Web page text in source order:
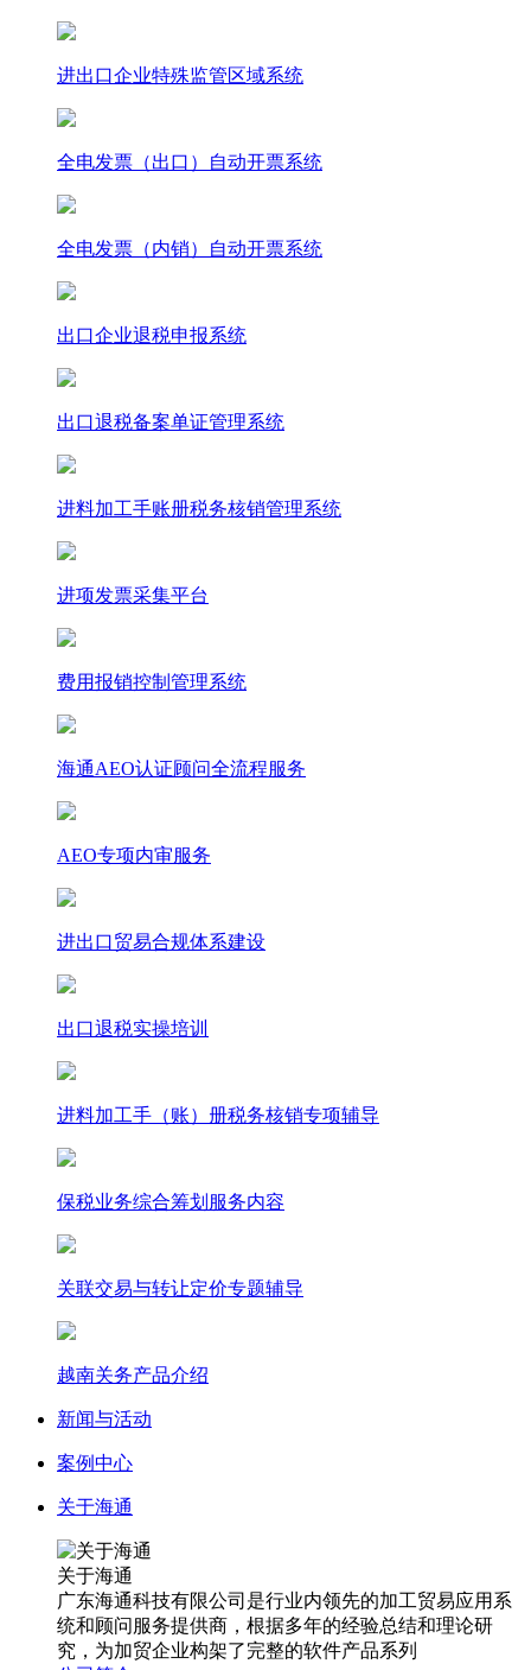
进出口企业特殊监管区域系统
全电发票（出口）自动开票系统
全电发票（内销）自动开票系统
出口企业退税申报系统
出口退税备案单证管理系统
进料加工手账册税务核销管理系统
进项发票采集平台
费用报销控制管理系统
海通AEO认证顾问全流程服务
AEO专项内审服务
进出口贸易合规体系建设
出口退税实操培训
进料加工手（账）册税务核销专项辅导
保税业务综合筹划服务内容
关联交易与转让定价专题辅导
越南关务产品介绍
新闻与活动
案例中心
关于海通
关于海通
广东海通科技有限公司是行业内领先的加工贸易应用系
统和顾问服务提供商，根据多年的经验总结和理论研
究，为加贸企业构架了完整的软件产品系列